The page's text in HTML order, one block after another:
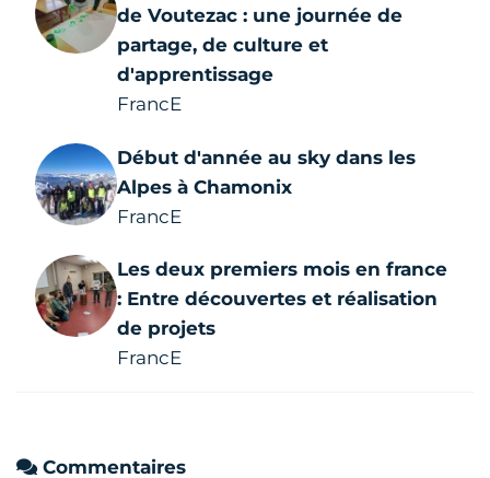
de Voutezac : une journée de
partage, de culture et
d'apprentissage
FrancE
Début d'année au sky dans les
Alpes à Chamonix
FrancE
Les deux premiers mois en france
: Entre découvertes et réalisation
de projets
FrancE
Commentaires